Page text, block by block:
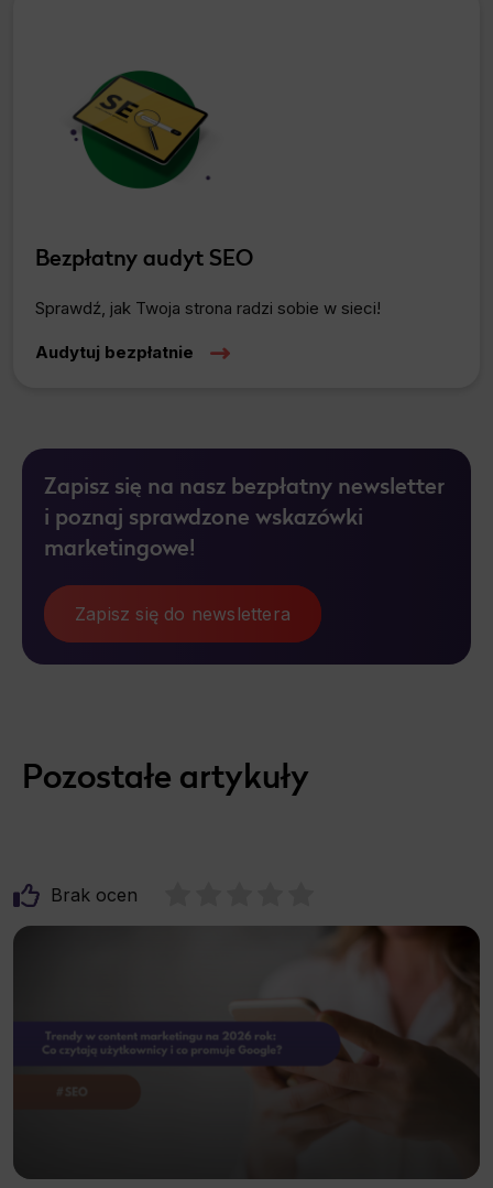
Bezpłatny audyt SEO
Sprawdź, jak Twoja strona radzi sobie w sieci!
Audytuj bezpłatnie
Zapisz się na nasz bezpłatny newsletter
i poznaj sprawdzone wskazówki
marketingowe!
Zapisz się do newslettera
Pozostałe artykuły
Brak ocen